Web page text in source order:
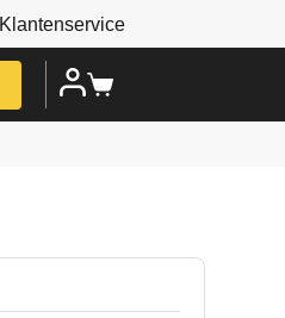
Klantenservice